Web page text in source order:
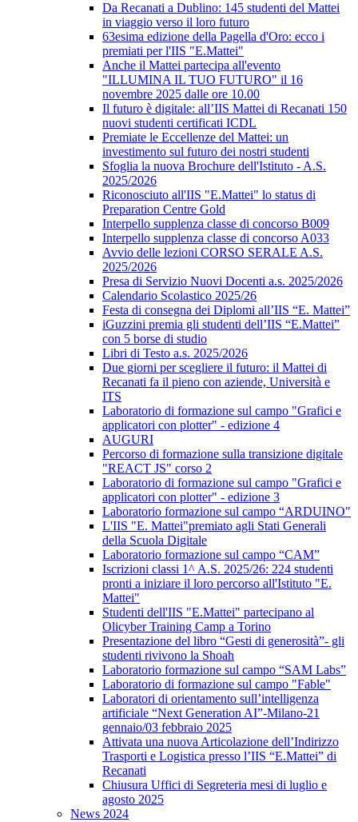
Da Recanati a Dublino: 145 studenti del Mattei
in viaggio verso il loro futuro
63esima edizione della Pagella d'Oro: ecco i
premiati per l'IIS "E.Mattei"
Anche il Mattei partecipa all'evento
"ILLUMINA IL TUO FUTURO" il 16
novembre 2025 dalle ore 10.00
Il futuro è digitale: all’IIS Mattei di Recanati 150
nuovi studenti certificati ICDL
Premiate le Eccellenze del Mattei: un
investimento sul futuro dei nostri studenti
Sfoglia la nuova Brochure dell'Istituto - A.S.
2025/2026
Riconosciuto all'IIS "E.Mattei" lo status di
Preparation Centre Gold
Interpello supplenza classe di concorso B009
Interpello supplenza classe di concorso A033
Avvio delle lezioni CORSO SERALE A.S.
2025/2026
Presa di Servizio Nuovi Docenti a.s. 2025/2026
Calendario Scolastico 2025/26
Festa di consegna dei Diplomi all’IIS “E. Mattei”
iGuzzini premia gli studenti dell’IIS “E.Mattei”
con 5 borse di studio
Libri di Testo a.s. 2025/2026
Due giorni per scegliere il futuro: il Mattei di
Recanati fa il pieno con aziende, Università e
ITS
Laboratorio di formazione sul campo "Grafici e
applicatori con plotter" - edizione 4
AUGURI
Percorso di formazione sulla transizione digitale
"REACT JS" corso 2
Laboratorio di formazione sul campo "Grafici e
applicatori con plotter" - edizione 3
Laboratorio formazione sul campo “ARDUINO"
L'IIS "E. Mattei"premiato agli Stati Generali
della Scuola Digitale
Laboratorio formazione sul campo “CAM”
Iscrizioni classi 1^ A.S. 2025/26: 224 studenti
pronti a iniziare il loro percorso all'Istituto "E.
Mattei"
Studenti dell'IIS "E.Mattei" partecipano al
Olicyber Training Camp a Torino
Presentazione del libro “Gesti di generosità”- gli
studenti rivivono la Shoah
Laboratorio formazione sul campo “SAM Labs”
Laboratorio di formazione sul campo "Fable"
Laboratori di orientamento sull’intelligenza
artificiale “Next Generation AI”-Milano-21
gennaio/03 febbraio 2025
Attivata una nuova Articolazione dell’Indirizzo
Trasporti e Logistica presso l’IIS “E.Mattei” di
Recanati
Chiusura Uffici di Segreteria mesi di luglio e
agosto 2025
News 2024